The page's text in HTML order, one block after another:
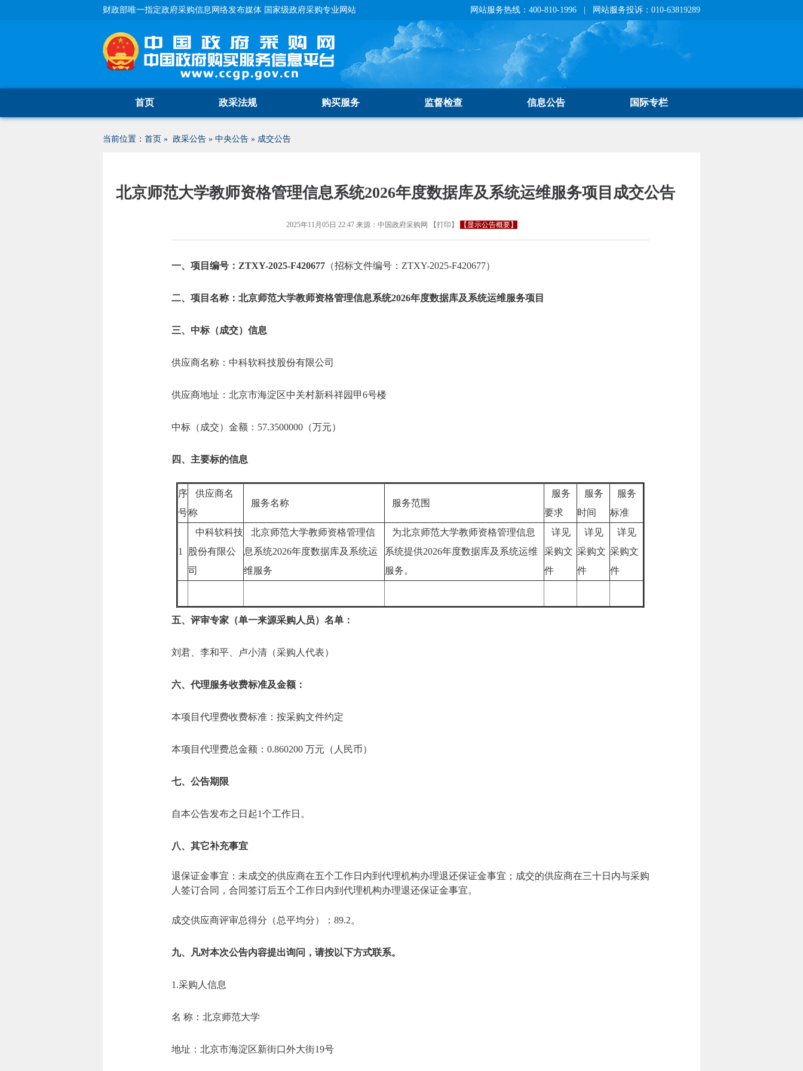
财政部唯一指定政府采购信息网络发布媒体 国家级政府采购专业网站 网站服务热线：400-810-1996 | 网站服务投诉：010-63819289
首页 政采法规 购买服务 监督检查 信息公告 国际专栏
当前位置： 首页 » 政采公告 » 中央公告 » 成交公告
北京师范大学教师资格管理信息系统2026年度数据库及系统运维服务项目成交公告
2025年11月05日 22:47来源： 中国政府采购网 【打印 】 【显示公告概要】
一、项目编号：ZTXY-2025-F420677 （招标文件编号：ZTXY-2025-F420677）
二、项目名称：北京师范大学教师资格管理信息系统2026年度数据库及系统运维服务项目
三、中标（成交）信息
供应商名称：中科软科技股份有限公司
供应商地址：北京市海淀区中关村新科祥园甲6号楼
中标（成交）金额：57.3500000（万元）
四、主要标的信息
序
号
供应商名
称
服务名称 服务范围
服务
要求
服务
时间
服务
标准
1
中科软科技
股份有限公
司
北京师范大学教师资格管理信
息系统2026年度数据库及系统运
维服务
为北京师范大学教师资格管理信息
系统提供2026年度数据库及系统运维
服务。
详见
采购文
件
详见
采购文
件
详见
采购文
件
五、评审专家（单一来源采购人员）名单：
刘君、李和平、卢小清（采购人代表）
六、代理服务收费标准及金额：
本项目代理费收费标准：按采购文件约定
本项目代理费总金额：0.860200 万元（人民币）
七、公告期限
自本公告发布之日起1个工作日。
八、其它补充事宜
退保证金事宜：未成交的供应商在五个工作日内到代理机构办理退还保证金事宜；成交的供应商在三十日内与采购
人签订合同，合同签订后五个工作日内到代理机构办理退还保证金事宜。
成交供应商评审总得分（总平均分）：89.2。
九、凡对本次公告内容提出询问，请按以下方式联系。
1.采购人信息
名 称：北京师范大学
地址：北京市海淀区新街口外大街19号